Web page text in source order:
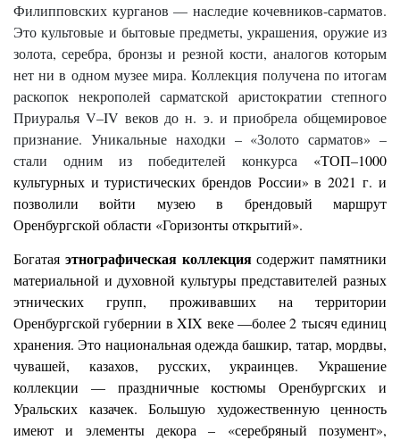
Филипповских курганов — наследие кочевников-сарматов.
Это культовые и бытовые предметы, украшения, оружие из
золота, серебра, бронзы и резной кости, аналогов которым
нет ни в одном музее мира. Коллекция получена по итогам
раскопок некрополей сарматской аристократии степного
Приуралья V–IV веков до н. э. и приобрела общемировое
признание. Уникальные находки – «Золото сарматов» –
стали одним из победителей конкурса «ТОП–1000
культурных и туристических брендов России» в 2021 г. и
позволили войти музею в брендовый маршрут
Оренбургской области «Горизонты открытий».
Богатая этнографическая коллекциясодержит памятники
материальной и духовной культуры представителей разных
этнических групп, проживавших на территории
Оренбургской губернии в XIX веке —более 2 тысяч единиц
хранения. Это национальная одежда башкир, татар, мордвы,
чувашей, казахов, русских, украинцев. Украшение
коллекции — праздничные костюмы Оренбургских и
Уральских казачек. Большую художественную ценность
имеют и элементы декора – «серебряный позумент»,